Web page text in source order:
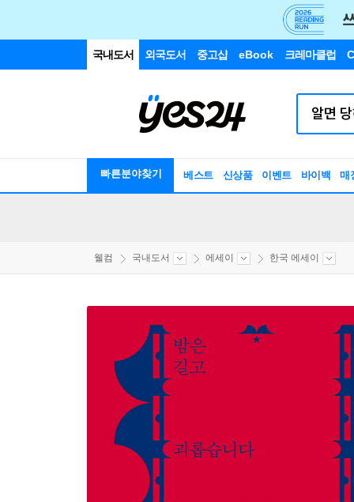
국내도서 외국도서 중고샵 eBook 크레마클럽
빠른분야찾기 베스트 신상품 이벤트 바이백 매
웰컴 국내도서 에세이 한국 에세이